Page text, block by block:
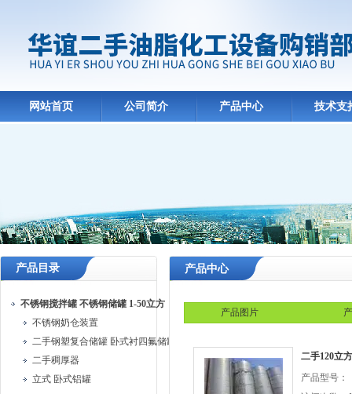
网站首页 公司简介 产品中心 技术支
产品目录
不锈钢搅拌罐 不锈钢储罐 1-50立方
不锈钢奶仓装置
二手钢塑复合储罐 卧式衬四氟储罐 立式储罐
二手稠厚器
立式 卧式铝罐
产品中心
产品图片
二手120立
产品型号：